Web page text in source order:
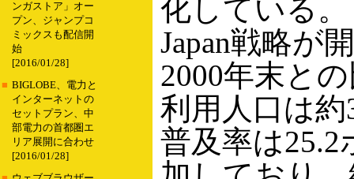
ンガストア」オー
プン、ジャンプコ
ミックスも配信開
始
[2016/01/28]
■ BIGLOBE、電力と
インターネットの
セットプラン、中
部電力の首都圏エ
リア展開に合わせ
[2016/01/28]
化している
Japan戦略が
2000年末と
利用人口は約
普及率は25.2